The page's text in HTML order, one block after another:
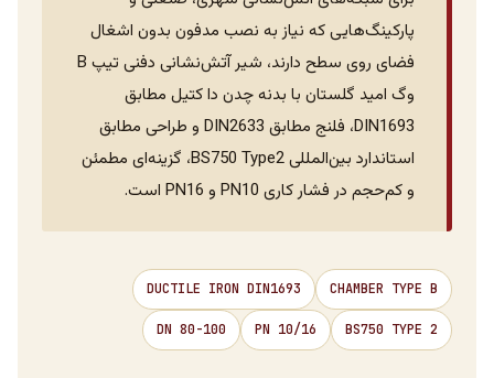
پارکینگ‌هایی که نیاز به نصب مدفون بدون اشغال
فضای روی سطح دارند، شیر آتش‌نشانی دفنی تیپ B
وگ امید گلستان با بدنه چدن دا کتیل مطابق
DIN1693، فلنج مطابق DIN2633 و طراحی مطابق
استاندارد بین‌المللی BS750 Type2، گزینه‌ای مطمئن
و کم‌حجم در فشار کاری PN10 و PN16 است.
CHAMBER TYPE B
DUCTILE IRON DIN1693
BS750 TYPE 2
PN 10/16
DN 80-100